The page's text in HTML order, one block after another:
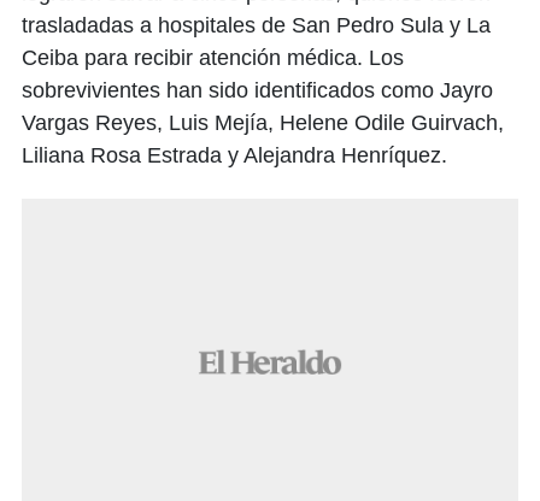
trasladadas a hospitales de San Pedro Sula y La
Ceiba para recibir atención médica. Los
sobrevivientes han sido identificados como Jayro
Vargas Reyes, Luis Mejía, Helene Odile Guirvach,
Liliana Rosa Estrada y Alejandra Henríquez.